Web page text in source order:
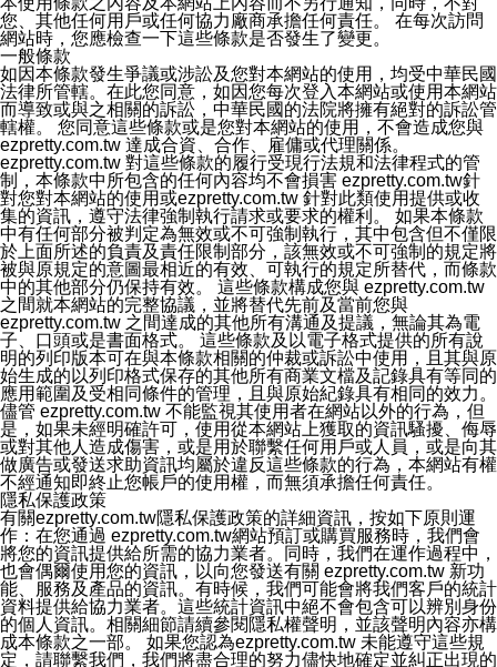
您、其他任何用戶或任何協力廠商承擔任何責任。 在每次訪問
網站時，您應檢查一下這些條款是否發生了變更。
一般條款
如因本條款發生爭議或涉訟及您對本網站的使用，均受中華民國
法律所管轄。在此您同意，如因您每次登入本網站或使用本網站
而導致或與之相關的訴訟，中華民國的法院將擁有絕對的訴訟管
轄權。 您同意這些條款或是您對本網站的使用，不會造成您與
ezpretty.com.tw 達成合資、合作、雇傭或代理關係。
ezpretty.com.tw 對這些條款的履行受現行法規和法律程式的管
制，本條款中所包含的任何內容均不會損害 ezpretty.com.tw針
對您對本網站的使用或ezpretty.com.tw 針對此類使用提供或收
集的資訊，遵守法律強制執行請求或要求的權利。 如果本條款
中有任何部分被判定為無效或不可強制執行，其中包含但不僅限
於上面所述的負責及責任限制部分，該無效或不可強制的規定將
被與原規定的意圖最相近的有效、可執行的規定所替代，而條款
中的其他部分仍保持有效。 這些條款構成您與 ezpretty.com.tw
之間就本網站的完整協議，並將替代先前及當前您與
ezpretty.com.tw 之間達成的其他所有溝通及提議，無論其為電
子、口頭或是書面格式。 這些條款及以電子格式提供的所有說
明的列印版本可在與本條款相關的仲裁或訴訟中使用，且其與原
始生成的以列印格式保存的其他所有商業文檔及記錄具有等同的
應用範圍及受相同條件的管理，且與原始紀錄具有相同的效力。
儘管 ezpretty.com.tw 不能監視其使用者在網站以外的行為，但
是，如果未經明確許可，使用從本網站上獲取的資訊騷擾、侮辱
或對其他人造成傷害，或是用於聯繫任何用戶或人員，或是向其
做廣告或發送求助資訊均屬於違反這些條款的行為，本網站有權
不經通知即終止您帳戶的使用權，而無須承擔任何責任。
隱私保護政策
有關ezpretty.com.tw隱私保護政策的詳細資訊，按如下原則運
作：在您通過 ezpretty.com.tw網站預訂或購買服務時，我們會
將您的資訊提供給所需的協力業者。同時，我們在運作過程中，
也會偶爾使用您的資訊，以向您發送有關 ezpretty.com.tw 新功
能、服務及產品的資訊。有時候，我們可能會將我們客戶的統計
資料提供給協力業者。這些統計資訊中絕不會包含可以辨別身份
的個人資訊。相關細節請續參閱隱私權聲明，並該聲明內容亦構
成本條款之一部。 如果您認為ezpretty.com.tw 未能遵守這些規
定，請聯繫我們，我們將盡合理的努力儘快地確定並糾正出現的